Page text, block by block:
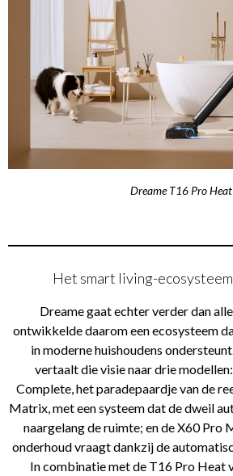
Dreame T16 Pro Heat
Het smart living-
Dreame gaat echter verder dan
ontwikkelde daarom een ecosysteem
in moderne huishoudens
vertaalt die visie naar drie
Complete, het paradepaardje van de
Matrix, met een systeem dat de dweil
naargelang de ruimte; en de X60 Pro
onderhoud vraagt dankzij de
In combinatie met de T16 Pro Heat